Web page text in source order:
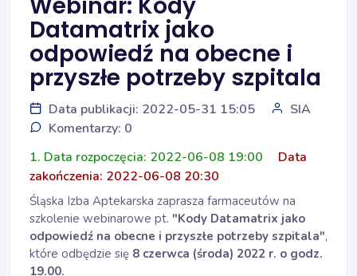
Datamatrix jako
odpowiedź na obecne i
przyszłe potrzeby szpitala
Data publikacji: 2022-05-31 15:05
SIA
Komentarzy: 0
1. Data rozpoczęcia: 2022-06-08 19:00
Data
zakończenia: 2022-06-08 20:30
Śląska Izba Aptekarska zaprasza farmaceutów na
szkolenie webinarowe pt. "Kody Datamatrix jako
odpowiedź na obecne i przyszłe potrzeby szpitala",
które odbędzie się 8 czerwca (środa) 2022 r. o godz.
19.00.